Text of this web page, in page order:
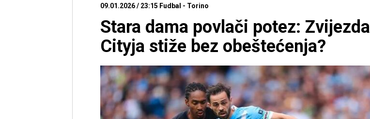
09.01.2026 / 23:15 Fudbal - Torino
Stara dama povlači potez: Zvijezda
Cityja stiže bez obeštećenja?